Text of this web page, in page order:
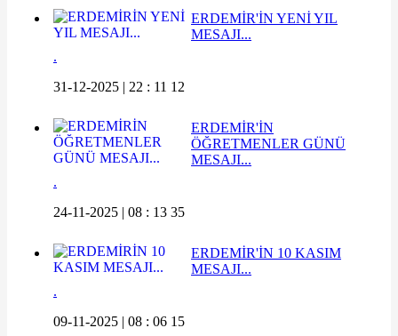
ERDEMİR'İN YENİ YIL
MESAJI...
.
31-12-2025 | 22 : 11 12
ERDEMİR'İN
ÖĞRETMENLER GÜNÜ
MESAJI...
.
24-11-2025 | 08 : 13 35
ERDEMİR'İN 10 KASIM
MESAJI...
.
09-11-2025 | 08 : 06 15